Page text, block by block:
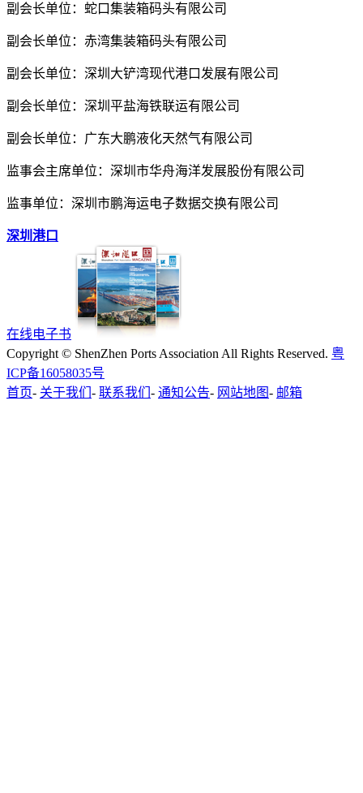
副会长单位：蛇口集装箱码头有限公司
副会长单位：赤湾集装箱码头有限公司
副会长单位：深圳大铲湾现代港口发展有限公司
副会长单位：深圳平盐海铁联运有限公司
副会长单位：广东大鹏液化天然气有限公司
监事会主席单位：深圳市华舟海洋发展股份有限公司
监事单位：深圳市鹏海运电子数据交换有限公司
深圳港口
在线电子书
Copyright © ShenZhen Ports Association All Rights Reserved. 粤
ICP备16058035号
首页- 关于我们 - 联系我们 - 通知公告- 网站地图- 邮箱